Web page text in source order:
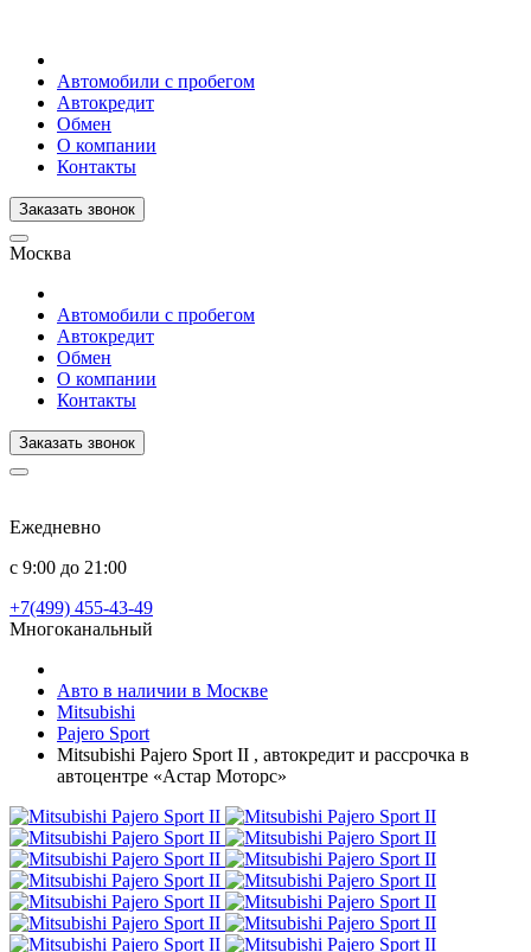
Автомобили с пробегом
Автокредит
Обмен
О компании
Контакты
Заказать звонок
Москва
Автомобили с пробегом
Автокредит
Обмен
О компании
Контакты
Заказать звонок
Ежедневно
с 9:00 до 21:00
+7(499) 455-43-49
Многоканальный
Авто в наличии в Москве
Mitsubishi
Pajero Sport
Mitsubishi Pajero Sport II , автокредит и рассрочка в
автоцентре «Астар Моторс»